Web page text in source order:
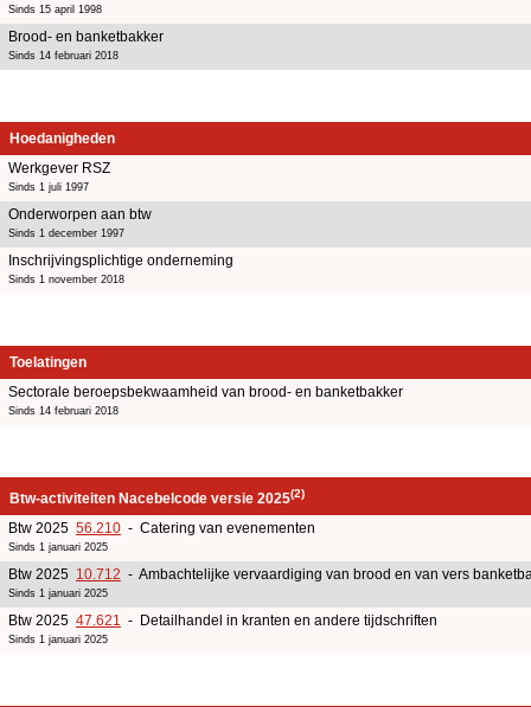
Sinds 15 april 1998
Brood- en banketbakker
Sinds 14 februari 2018
Hoedanigheden
Werkgever RSZ
Sinds 1 juli 1997
Onderworpen aan btw
Sinds 1 december 1997
Inschrijvingsplichtige onderneming
Sinds 1 november 2018
Toelatingen
Sectorale beroepsbekwaamheid van brood- en banketbakker
Sinds 14 februari 2018
Btw-activiteiten Nacebelcode versie 2025(2)
Btw 2025 56.210 - Catering van evenementen
Sinds 1 januari 2025
Btw 2025 10.712 - Ambachtelijke vervaardiging van brood en van vers
Sinds 1 januari 2025
Btw 2025 47.621 - Detailhandel in kranten en andere tijdschriften
Sinds 1 januari 2025